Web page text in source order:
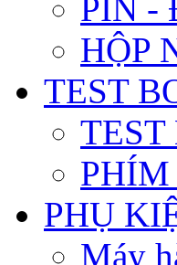
PIN -
HỘP
TEST
TEST
PHỤ
Máy